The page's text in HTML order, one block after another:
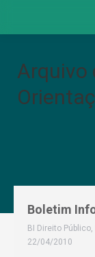
Arquivo
Boletim
BI Direito Público,
22/04/2010